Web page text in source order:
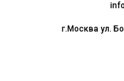
г.Москва ул.